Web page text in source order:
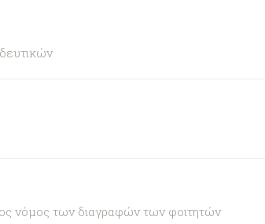
νόμος των διαγραφών των φοιτητών